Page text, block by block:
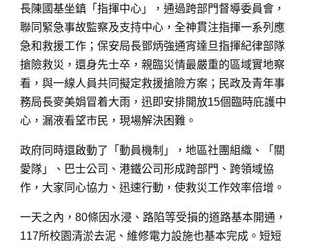
長陳國基坐鎮「指揮中心」，通過跨部門督導委員會，
聯同緊急事故監察及支持中心，全神貫注指揮一系列應
急和救援工作；保安局長鄧炳強通宵達旦指揮紀律部隊
搶險救災，還身先士卒，親臨災情最嚴重的區域實地察
看，與一線人員共同擬定救援搶險方案；民政及青年事
務局長麥美娟冒着大雨，迅即安排開放15個臨時庇護中
心，漏液看望市民，現場解決困難。
政府同時還啟動了「動員機制」，地區社團組織、「關
愛隊」、巴士公司、港鐵公司形成跨部門、跨領域協
作，大家同心協力、迅速行動，使救災工作效率倍增。
一天之內，80條因水浸、路陷等受損的道路基本開通，
117所校園清淤去泥、維修電力設施也基本完成。短短